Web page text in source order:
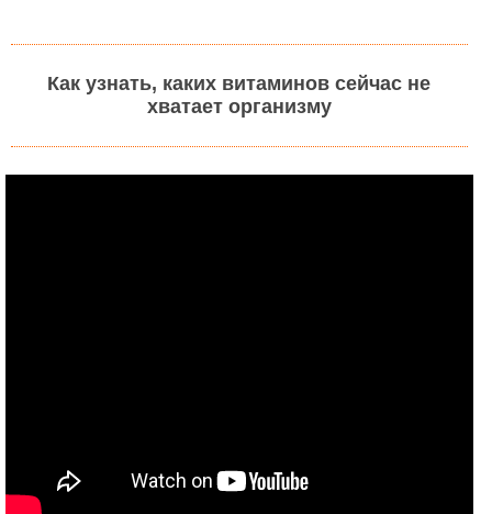
Как узнать, каких витаминов сейчас не
хватает организму